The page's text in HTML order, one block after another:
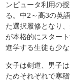
ンピュータ利用の
る。中2～高3の英
た選択履修となり
が本格的にスター
進学する生徒も少な
女子は剣道、男子
ためそれぞれで寒